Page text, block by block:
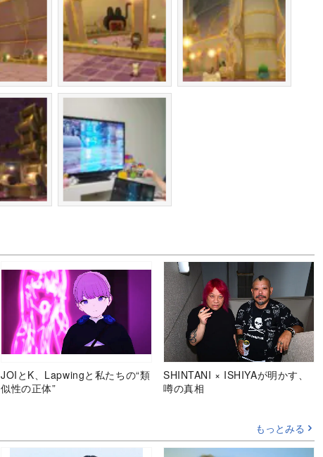
JOIとK、Lapwingと私たちの“類
似性の正体”
SHINTANI × ISHIYAが明かす、
噂の真相
もっとみる